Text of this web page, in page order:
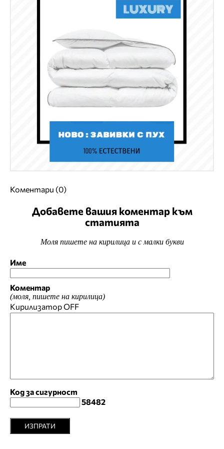
Коментари (0)
Добавете вашия коментар към
статията
Моля пишете на кирилица и с малки букви
Име
Коментар
(моля, пишете на кирилица)
КирилизаторOFF
Код за сигурност
58482
ИЗПРАТИ